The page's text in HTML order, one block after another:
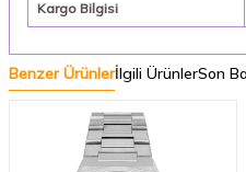
Kargo Bilgisi
Benzer Ürünlerİlgili ÜrünlerSon